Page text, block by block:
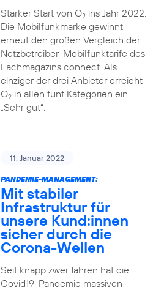
Starker Start von O2ins Jahr 2022:
Die Mobilfunkmarke gewinnt
erneut den großen Vergleich der
Netzbetreiber-Mobilfunktarife des
Fachmagazins connect. Als
einziger der drei Anbieter erreicht
O2in allen fünf Kategorien ein
„Sehr gut“.
11. Januar 2022
PANDEMIE-MANAGEMENT:
Mit stabiler
Infrastruktur für
unsere Kund:innen
sicher durch die
Corona-Wellen
Seit knapp zwei Jahren hat die
Covid19-Pandemie massiven